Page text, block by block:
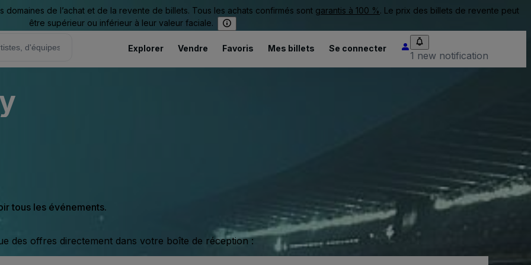
de l’achat et de la revente de billets. Tous les achats confirmés sont garantis à 100 %. Le prix des billets de revente peut
être supérieur ou inférieur à leur valeur faciale.
Explorer Vendre Favoris Mes billets Se connecter
1 new notification
tous les événements.
des offres directement dans votre boîte de réception :